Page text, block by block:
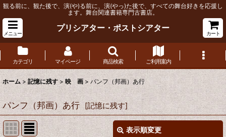
観る前に、観た後で、演(や)る前に、演(やっ)た後で、すべての舞台好きを応援し
ます。舞台関連書籍専門古書店。
メニュー
プリシアター・ポストシアター
カート
カテゴリ マイページ 商品検索 ご利用案内
ホーム > 記憶に残す > 映 画 > パンフ（邦画）あ行
パンフ（邦画）あ行 [記憶に残す]
表示順変更